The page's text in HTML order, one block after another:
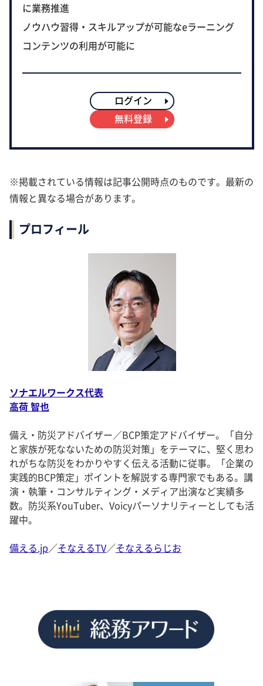
に業務推進
ノウハウ習得・スキルアップが可能なeラーニング
コンテンツの利用が可能に
ログイン
無料登録
※掲載されている情報は記事公開時点のものです。最新の
情報と異なる場合があります。
プロフィール
ソナエルワークス代表
高荷 智也
備え・防災アドバイザー／BCP策定アドバイザー。「自分
と家族が死なないための防災対策」をテーマに、堅く思わ
れがちな防災をわかりやすく伝える活動に従事。「企業の
実践的BCP策定」ポイントを解説する専門家でもある。講
演・執筆・コンサルティング・メディア出演など実績多
数。防災系YouTuber、Voicyパーソナリティーとしても活
躍中。
備える.jp／そなえるTV／そなえるらじお